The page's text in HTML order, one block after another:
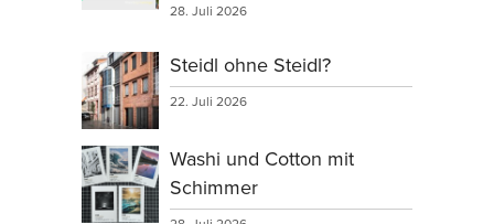
28. Juli 2026
Steidl ohne Steidl?
22. Juli 2026
Washi und Cotton mit
Schimmer